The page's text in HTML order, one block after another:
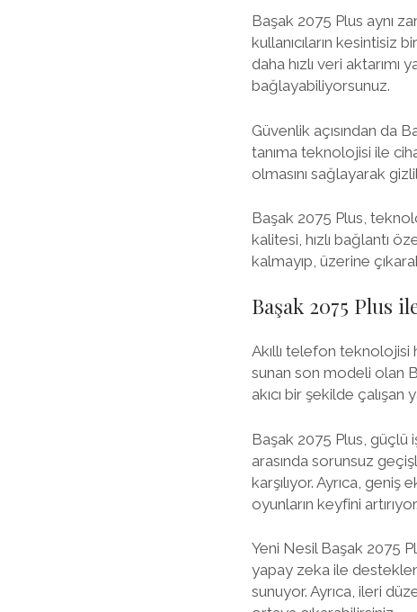
Başak 2075 Plus aynı
kullanıcıların kesintisiz
daha hızlı veri
bağlayabiliyorsunuz.
Güvenlik açısından da
tanıma teknolojisi ile
olmasını sağlayarak
Başak 2075 Plus,
kalitesi, hızlı bağlantı
kalmayıp, üzerine
Başak 2075 Plus
Akıllı telefon teknolojisi
sunan son modeli olan
akıcı bir şekilde çalışan
Başak 2075 Plus, güçlü
arasında sorunsuz
karşılıyor. Ayrıca,
oyunların keyfini artırıyor.
Yeni Nesil Başak 2075
yapay zeka ile
sunuyor. Ayrıca, ileri